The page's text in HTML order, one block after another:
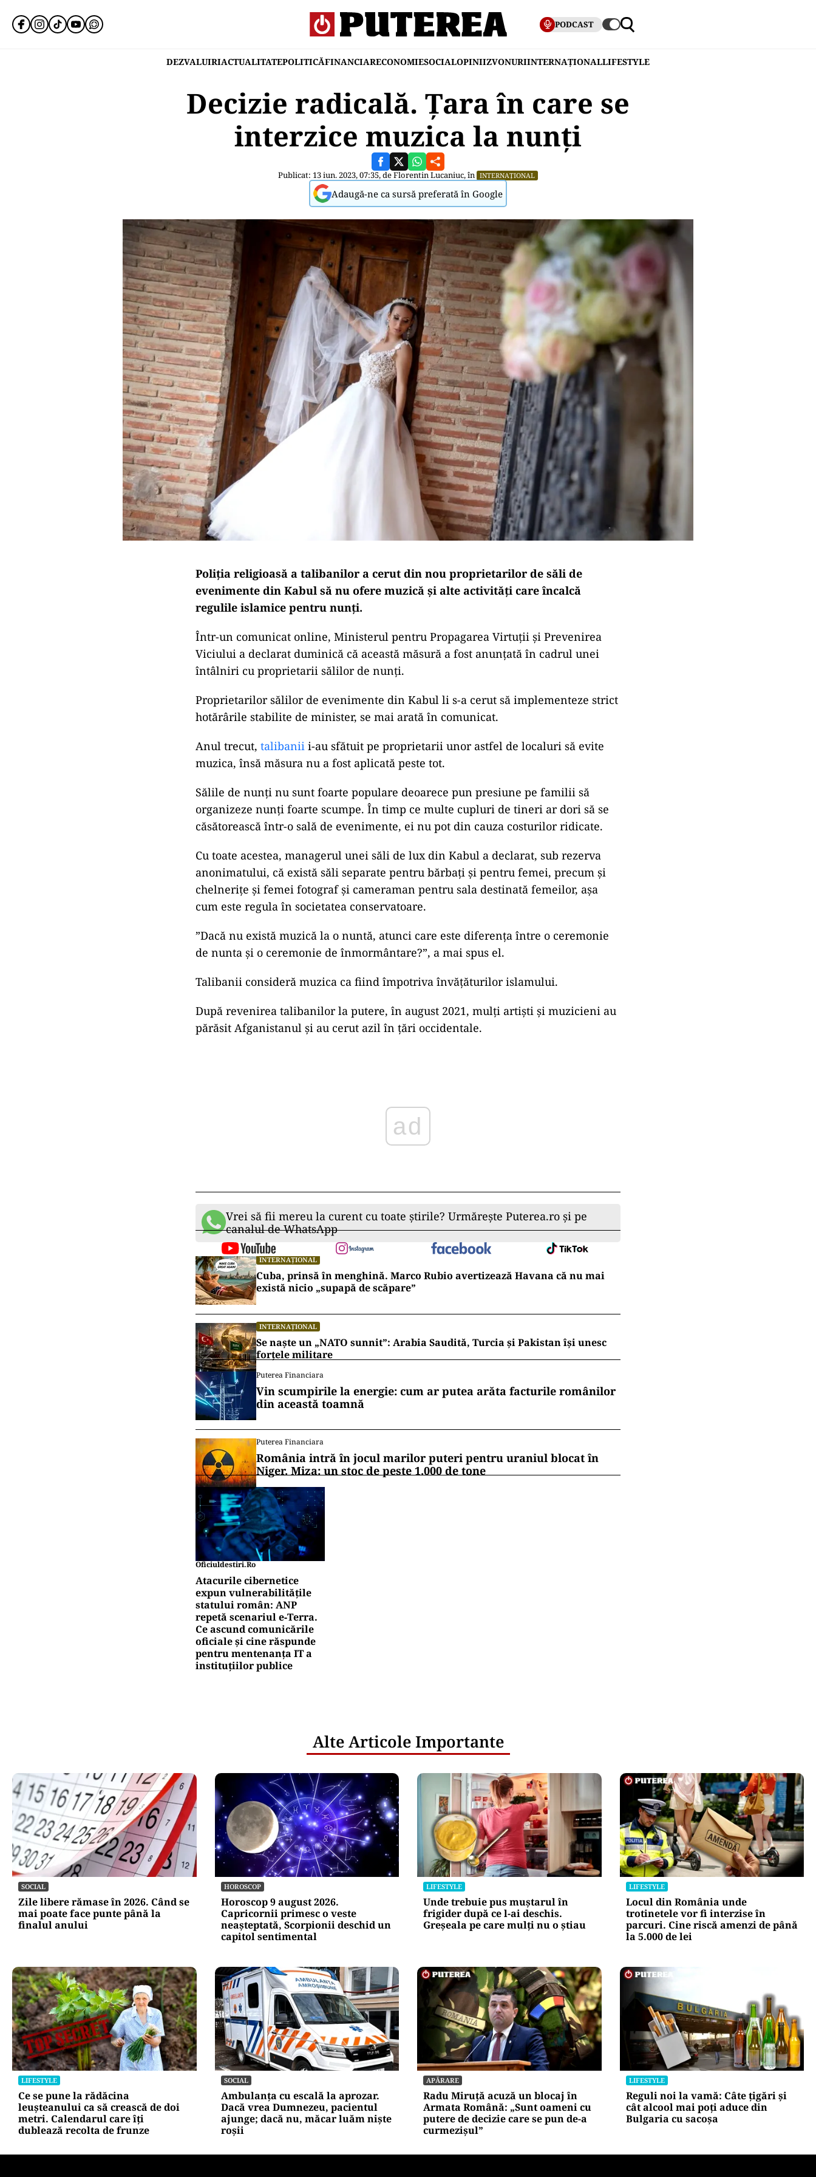
PODCAST
DEZVALUIRIACTUALITATEPOLITICĂFINANCIARECONOMIESOCIALOPINIIZVONURIINTERNAȚIONALLIFESTYLE
Decizie radicală. Țara în care se
interzice muzica la nunți
Publicat: 13 iun. 2023, 07:35, deFlorentin Lucaniuc, în INTERNAȚIONAL
Adaugă-ne ca sursă preferată în Google
Poliţia religioasă a talibanilor a cerut din nou proprietarilor de săli de
evenimente din Kabul să nu ofere muzică şi alte activităţi care încalcă
regulile islamice pentru nunţi.
Într-un comunicat online, Ministerul pentru Propagarea Virtuţii şi Prevenirea
Viciului a declarat duminică că această măsură a fost anunţată în cadrul unei
întâlniri cu proprietarii sălilor de nunţi.
ad
Proprietarilor sălilor de evenimente din Kabul li s-a cerut să implementeze strict
Anul trecut,talibaniii-au sfătuit pe proprietarii unor astfel de localuri să evite
organizeze nunţi foarte scumpe. În timp ce multe cupluri de tineri ar dori să se
căsătorească într-o sală de evenimente, ei nu pot din cauza costurilor ridicate.
cum este regula în societatea conservatoare.
”Dacă nu există muzică la o nuntă, atunci care este diferenţa între o ceremonie
Talibanii consideră muzica ca fiind împotriva învăţăturilor islamului.
După revenirea talibanilor la putere, în august 2021, mulţi artişti şi muzicieni au
părăsit Afganistanul şi au cerut azil în ţări occidentale.
ad
Vrei să fii mereu la curent cu toate știrile? Urmărește Puterea.ro și pe
canalul de WhatsApp
INTERNAȚIONAL
există nicio „supapă de scăpare”
INTERNAȚIONAL
Se naște un „NATO sunnit”: Arabia Saudită, Turcia și Pakistan își unesc
forțele militare
Puterea Financiara
Vin scumpirile la energie: cum ar putea arăta facturile românilor
din această toamnă
Puterea Financiara
România intră în jocul marilor puteri pentru uraniul blocat în
Oficiuldestiri.ro
Atacurile cibernetice
expun vulnerabilitățile
statului român: ANP
repetă scenariul e‑Terra.
Ce ascund comunicările
oficiale și cine răspunde
pentru mentenanța IT a
instituțiilor publice
SOCIAL
Zile libere rămase în 2026. Când se
mai poate face punte până la
finalul anului
HOROSCOP
Horoscop 9 august 2026.
Capricornii primesc o veste
neașteptată, Scorpionii deschid un
LIFESTYLE
Unde trebuie pus muștarul în
frigider după ce l-ai deschis.
Greșeala pe care mulți nu o știau
LIFESTYLE
Locul din România unde
trotinetele vor fi interzise în